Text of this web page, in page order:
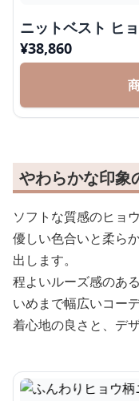
ニットベスト ヒ
¥38,860
やわらかな印象
ソフトな質感のヒョ
優しい色合いと柔ら
出します。
程よいルーズ感のあ
いめまで幅広いコー
着心地の良さと、デ